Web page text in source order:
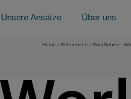
Unsere Ansätze Über uns
Home / Referenzen /